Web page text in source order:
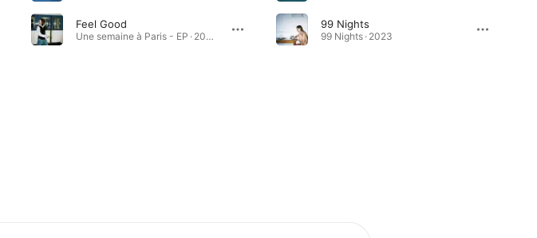
Feel Good
Une semaine à Paris - EP · 2023
99 Nights
99 Nights · 2023